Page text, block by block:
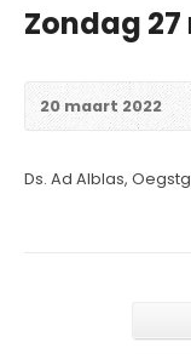
Zondag
20 maart 2022
Ds. Ad Alblas,